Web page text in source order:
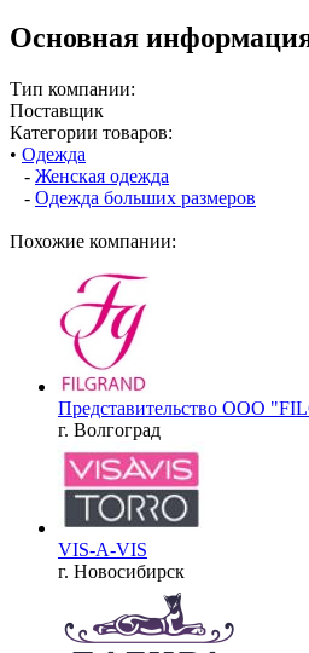
Основная
Тип компании:
Поставщик
Категории товаров:
• Одежда
- Женская одежда
- Одежда больших размеров
Похожие компании:
Представительство OOO
г. Волгоград
VIS-A-VIS
г. Новосибирск